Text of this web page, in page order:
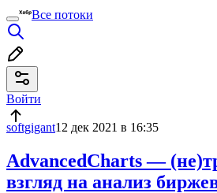
Все потоки
Войти
softgigant12 дек 2021 в 16:35
AdvancedCharts —
взгляд на анализ